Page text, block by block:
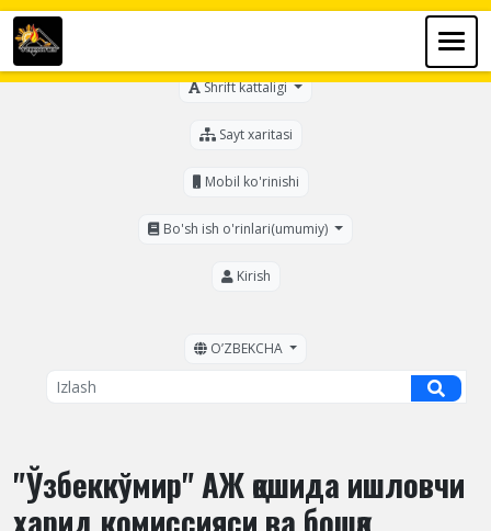
Shrift kattaligi
Sayt xaritasi
Mobil ko'rinishi
Bo'sh ish o'rinlari(umumiy)
Kirish
OʼZBEKCHA
"Ўзбеккўмир" АЖ қошида ишловчи
харид комиссияси ва бошқа